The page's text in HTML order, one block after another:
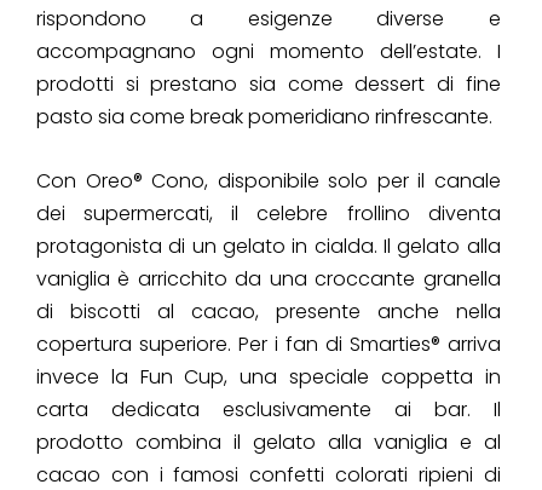
rispondono a esigenze diverse e
accompagnano ogni momento dell’estate. I
prodotti si prestano sia come dessert di fine
pasto sia come break pomeridiano rinfrescante.
Con Oreo® Cono, disponibile solo per il canale
dei supermercati, il celebre frollino diventa
protagonista di un gelato in cialda. Il gelato alla
vaniglia è arricchito da una croccante granella
di biscotti al cacao, presente anche nella
copertura superiore. Per i fan di Smarties® arriva
invece la Fun Cup, una speciale coppetta in
carta dedicata esclusivamente ai bar. Il
prodotto combina il gelato alla vaniglia e al
cacao con i famosi confetti colorati ripieni di